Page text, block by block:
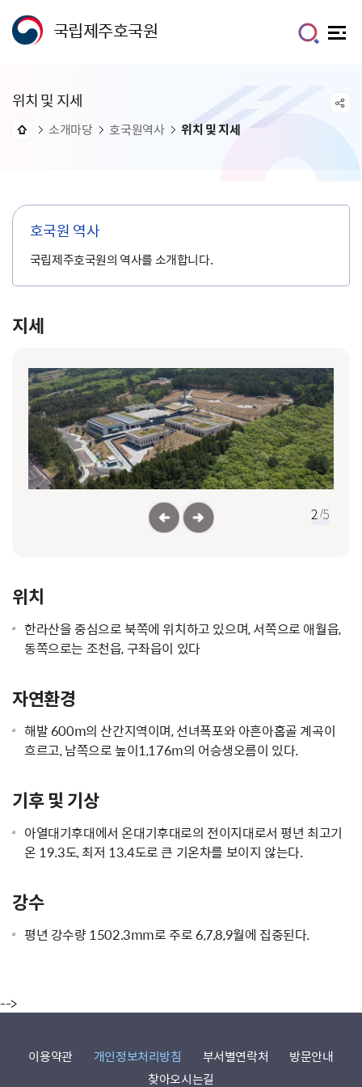
국립제주호국원
위치 및 지세
소개마당 호국원역사 위치 및 지세
호국원 역사
국립제주호국원의 역사를 소개합니다.
지세
2/5
위치
한라산을 중심으로 북쪽에 위치하고 있으며, 서쪽으로 애월읍,
동쪽으로는 조천읍, 구좌읍이 있다
자연환경
해발 600m의 산간지역이며, 선녀폭포와 아흔아홉골 계곡이
흐르고, 남쪽으로 높이1,176m의 어승생오름이 있다.
기후 및 기상
아열대기후대에서 온대기후대로의 전이지대로서 평년 최고기
온 19.3도, 최저 13.4도로 큰 기온차를 보이지 않는다.
강수
평년 강수량 1502.3mm로 주로 6,7,8,9월에 집중된다.
-->
이용약관 개인정보처리방침 부서별연락처
방문안내
찾아오시는길